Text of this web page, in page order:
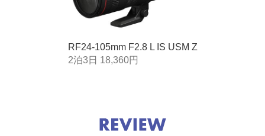
RF24-105mm F2.8 L IS USM Z
2泊3日 18,360円